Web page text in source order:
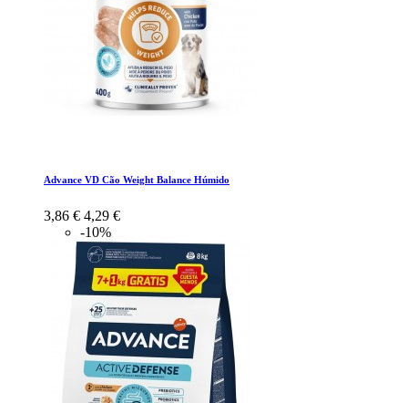
Advance VD Cão Weight Balance Húmido
3,86 € 4,29 €
-10%